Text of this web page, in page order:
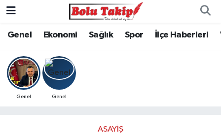
Genel Ekonomi Sağlık Spor İlçe Haberleri
Genel Genel
ASAYIŞ